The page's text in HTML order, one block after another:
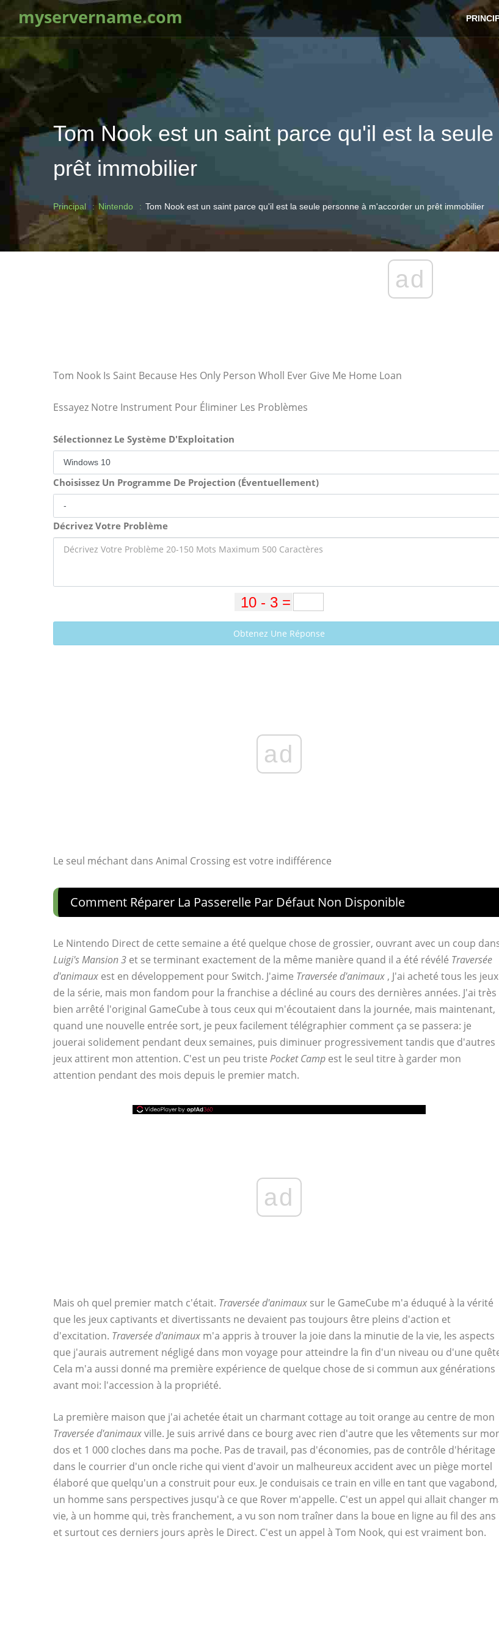
myservername.com
Tom Nook est un saint parce qu'il est la
prêt immobilier
Principal Nintendo Tom Nook est un saint parce qu'il est la seule personne à m'accorder un prêt immobilier
ad
Tom Nook Is Saint Because Hes Only Person Wholl Ever Give Me Home Loan
Essayez Notre Instrument Pour Éliminer Les Problèmes
Sélectionnez Le Système D'Exploitation
Choisissez Un Programme De Projection (Éventuellement)
Décrivez Votre Problème
Obtenez Une Réponse
ad
Le seul méchant dans Animal Crossing est votre indifférence
Comment Réparer La Passerelle Par Défaut Non Disponible
Le Nintendo Direct de cette semaine a été quelque chose de grossier, ouvrant avec un coup
Luigi's Mansion 3 et se terminant exactement de la même manière quand il a été révélé Traversée
d'animaux est en développement pour Switch. J'aime Traversée d'animaux , J'ai acheté tous les jeux
de la série, mais mon fandom pour la franchise a décliné au cours des dernières années. J'ai très
bien arrêté l'original GameCube à tous ceux qui m'écoutaient dans la journée, mais maintenant,
quand une nouvelle entrée sort, je peux facilement télégraphier comment ça se passera: je
jouerai solidement pendant deux semaines, puis diminuer progressivement tandis que d'autres
jeux attirent mon attention. C'est un peu triste Pocket Camp est le seul titre à garder mon
attention pendant des mois depuis le premier match.
ad
Mais oh quel premier match c'était. Traversée d'animaux sur le GameCube m'a éduqué à la vérité
que les jeux captivants et divertissants ne devaient pas toujours être pleins d'action et
d'excitation. Traversée d'animaux m'a appris à trouver la joie dans la minutie de la vie, les aspects
que j'aurais autrement négligé dans mon voyage pour atteindre la fin d'un niveau ou d'une
Cela m'a aussi donné ma première expérience de quelque chose de si commun aux générations
avant moi: l'accession à la propriété.
La première maison que j'ai achetée était un charmant cottage au toit orange au centre de mon
Traversée d'animauxville. Je suis arrivé dans ce bourg avec rien d'autre que les vêtements sur
dos et 1 000 cloches dans ma poche. Pas de travail, pas d'économies, pas de contrôle d'héritage
dans le courrier d'un oncle riche qui vient d'avoir un malheureux accident avec un piège mortel
élaboré que quelqu'un a construit pour eux. Je conduisais ce train en ville en tant que vagabond,
un homme sans perspectives jusqu'à ce que Rover m'appelle. C'est un appel qui allait changer
vie, à un homme qui, très franchement, a vu son nom traîner dans la boue en ligne au fil des ans
et surtout ces derniers jours après le Direct. C'est un appel à Tom Nook, qui est vraiment bon.